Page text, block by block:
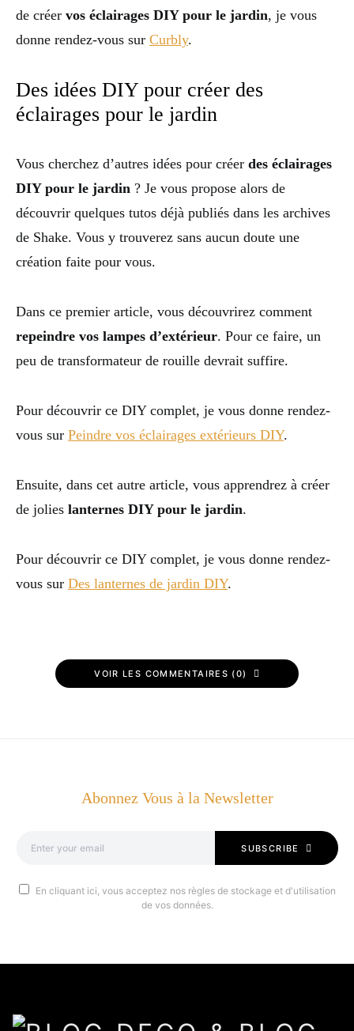
de créer vos éclairages DIY pour le jardin, je vous
donne rendez-vous sur Curbly.
Des idées DIY pour créer des
éclairages pour le jardin
Vous cherchez d’autres idées pour créer des éclairages
DIY pour le jardin ? Je vous propose alors de
découvrir quelques tutos déjà publiés dans les archives
de Shake. Vous y trouverez sans aucun doute une
création faite pour vous.
Dans ce premier article, vous découvrirez comment
repeindre vos lampes d’extérieur. Pour ce faire, un
peu de transformateur de rouille devrait suffire.
Pour découvrir ce DIY complet, je vous donne rendez-
vous sur Peindre vos éclairages extérieurs DIY.
Ensuite, dans cet autre article, vous apprendrez à créer
de jolies lanternes DIY pour le jardin.
Pour découvrir ce DIY complet, je vous donne rendez-
vous sur Des lanternes de jardin DIY.
VOIR LES COMMENTAIRES (0)
Abonnez Vous à la Newsletter
SUBSCRIBE
En cliquant ici, vous acceptez nos règles de stockage et d'utilisation
de vos données.